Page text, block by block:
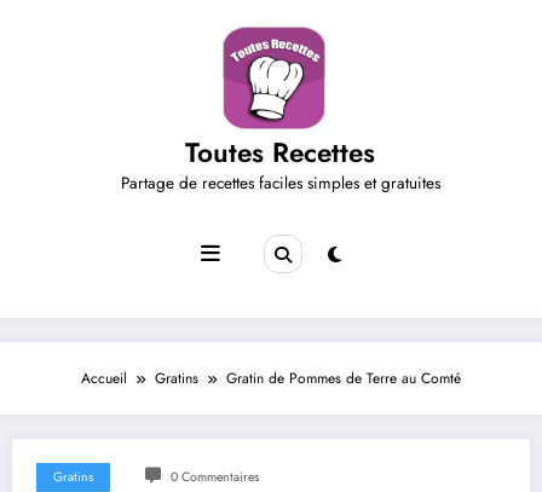
Toutes Recettes
Partage de recettes faciles simples et gratuites
Accueil Gratins Gratin de Pommes de Terre au Comté
Gratins 0 Commentaires